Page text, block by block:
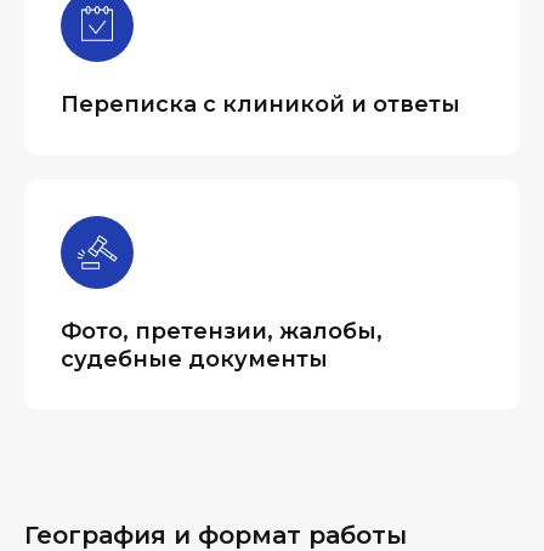
Переписка с клиникой и ответы
Фото, претензии, жалобы,
судебные документы
География и формат работы